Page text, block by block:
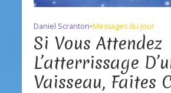
Daniel Scranton•Messages du jour
Si Vous Attendez
L’atterrissage
Vaisseau, Faites